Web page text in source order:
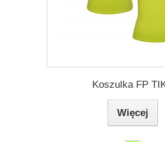
Koszulka FP
Więcej